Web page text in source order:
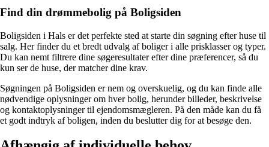
Find din drømmebolig på Boligsiden
Boligsiden i Hals er det perfekte sted at starte din søgning efter huse til
salg. Her finder du et bredt udvalg af boliger i alle prisklasser og typer.
Du kan nemt filtrere dine søgeresultater efter dine præferencer, så du
kun ser de huse, der matcher dine krav.
Søgningen på Boligsiden er nem og overskuelig, og du kan finde alle
nødvendige oplysninger om hver bolig, herunder billeder, beskrivelse
og kontaktoplysninger til ejendomsmægleren. På den måde kan du få
et godt indtryk af boligen, inden du beslutter dig for at besøge den.